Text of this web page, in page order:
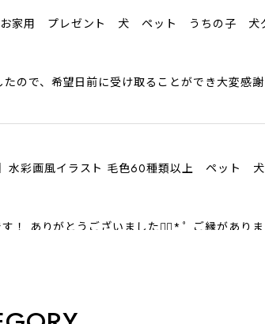
お家用 プレゼント 犬 ペット うちの子 犬
ので、希望日前に受け取ることができ大変感
】水彩画風イラスト 毛色60種類以上 ペット
！ ありがとうございました❁⃘*.ﾟ ご縁があり
容器 お家用 プレゼント 犬 ペット うちの